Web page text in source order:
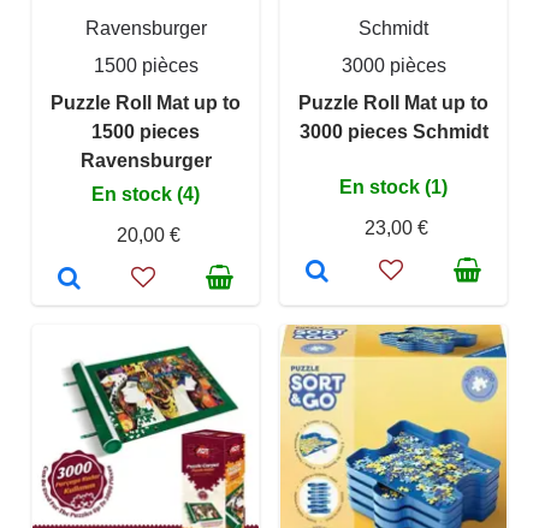
Ravensburger
1500 pièces
Puzzle Roll Mat up to
1500 pieces
Ravensburger
En stock (4)
20,00 €
Schmidt
3000 pièces
Puzzle Roll Mat up to
3000 pieces Schmidt
En stock (1)
23,00 €